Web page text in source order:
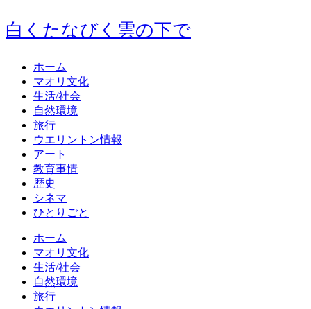
白くたなびく雲の下で
ホーム
マオリ文化
生活/社会
自然環境
旅行
ウエリントン情報
アート
教育事情
歴史
シネマ
ひとりごと
ホーム
マオリ文化
生活/社会
自然環境
旅行